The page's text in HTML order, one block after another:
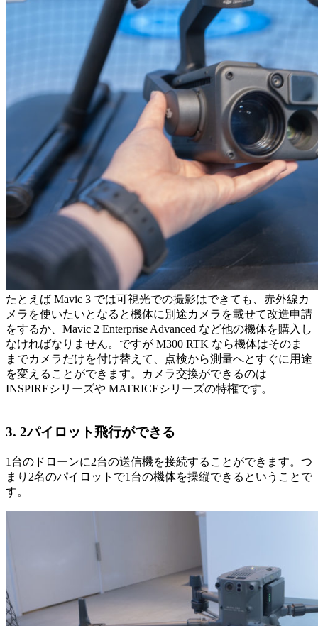
たとえば Mavic 3 では可視光での撮影はできても、赤外線カ
メラを使いたいとなると機体に別途カメラを載せて改造申請
をするか、Mavic 2 Enterprise Advanced など他の機体を購入し
なければなりません。ですが M300 RTK なら機体はそのま
までカメラだけを付け替えて、点検から測量へとすぐに用途
を変えることができます。カメラ交換ができるのは
INSPIREシリーズや MATRICEシリーズの特権です。
3. 2パイロット飛行ができる
1台のドローンに2台の送信機を接続することができます。つ
まり2名のパイロットで1台の機体を操縦できるということで
す。